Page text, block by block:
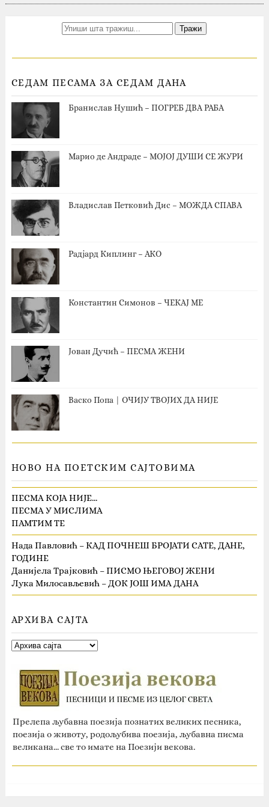
СЕДАМ ПЕСАМА ЗА СЕДАМ ДАНА
Бранислав Нушић – ПОГРЕБ ДВА РАБА
Марио де Андраде – МОЈОЈ ДУШИ СЕ ЖУРИ
Владислав Петковић Дис – МОЖДА СПАВА
Радјард Киплинг – АКО
Константин Симонов – ЧЕКАЈ МЕ
Јован Дучић – ПЕСМА ЖЕНИ
Васко Попа | ОЧИЈУ ТВОЈИХ ДА НИЈЕ
НОВО НА ПОЕТСКИМ САЈТОВИМА
ПЕСМА КОЈА НИЈЕ…
ПЕСМА У МИСЛИМА
ПАМТИМ ТЕ
Нада Павловић – КАД ПОЧНЕШ БРОЈАТИ САТЕ, ДАНЕ,
ГОДИНЕ
Данијела Трајковић – ПИСМО ЊЕГОВОЈ ЖЕНИ
Лука Милосављевић – ДОК ЈОШ ИМА ДАНА
АРХИВА САЈТА
Прелепа љубавна поезија познатих великих песника,
поезија о животу, родољубива поезија, љубавна писма
великана... све то имате на Поезији векова.